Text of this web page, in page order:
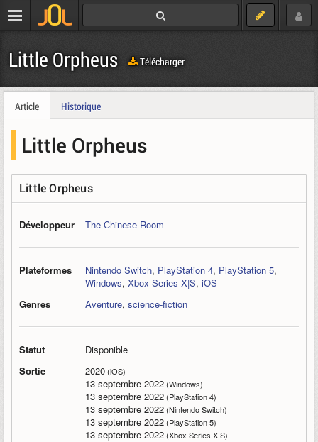
Little Orpheus Télécharger
Article Historique
Little Orpheus
Little Orpheus
Développeur The Chinese Room
Plateformes Nintendo Switch, PlayStation 4, PlayStation 5,
Windows, Xbox Series X|S, iOS
Genres
Aventure, science-fiction
Statut
Disponible
Sortie
2020(iOS)
13 septembre 2022(Windows)
13 septembre 2022(PlayStation 4)
13 septembre 2022(Nintendo Switch)
13 septembre 2022(PlayStation 5)
13 septembre 2022(Xbox Series X|S)